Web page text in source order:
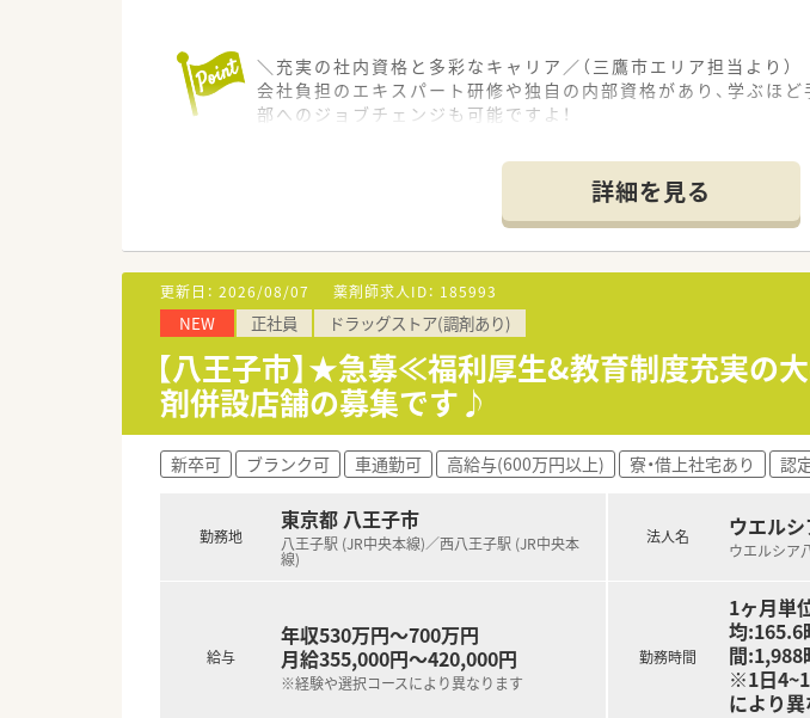
＼充実の社内資格と多彩なキャリア／（三鷹市エリア担当より）
会社負担のエキスパート研修や独自の内部資格があり、学ぶほ
部へのジョブチェンジも可能ですよ！
■最寄り駅の三鷹駅や吉祥寺駅からバスで20分ほどの場所にあ
■処方箋は1日平均70枚から80枚で、近隣の医療機関から主に
■整形外科の専門性を深く学べる環境であり、薬剤師は常時3名
【募集背景と求める人物像について】
■今回の求人は新店オープンや業務拡大に伴う募集であり、組織
■在宅業務に対して高い興味を持ち、何事にも周囲と協力しな
■患者様との深い関係性を大切にしながら、地域医療へ貢献す
【やりがい/おすすめポイント】
■夏季休暇3日や冬季休暇5日に加え、連続6日間の結婚特別休暇
■育児休暇は最大で子どもが3歳になるまで延長可能であり、長
■従業員持株制度や財形貯蓄、カフェテリアプランの利用など
【法人特徴について】
■全国に700店舗以上を展開する大手チェーンであり、高い安定
■全体の95％がマンツーマン出店のため、処方元の医療機関と
■異業種とコラボレーションした複合店舗の開発や、治験受託
詳細を見る
更新日： 2026/08/07 薬剤師求人ID： 185993
NEW 正社員 ドラッグストア(調剤あり)
【八王子市】★急募≪福利厚生&教育制度充実の
剤併設店舗の募集です♪
新卒可 ブランク可 車通勤可 高給与(600万円以上) 寮・借上社宅あり 認
勤務地
東京都 八王子市
八王子駅 (JR中央本線)／西八王子駅 (JR中央本
線)
給与
年収530万円～700万円
月給355,000円～420,000円
※経験や選択コースにより異なります
法人名 ウエル
ウエルシア
勤務時間
1ヶ月単
均:165.6
間:1,988
※1日
により異